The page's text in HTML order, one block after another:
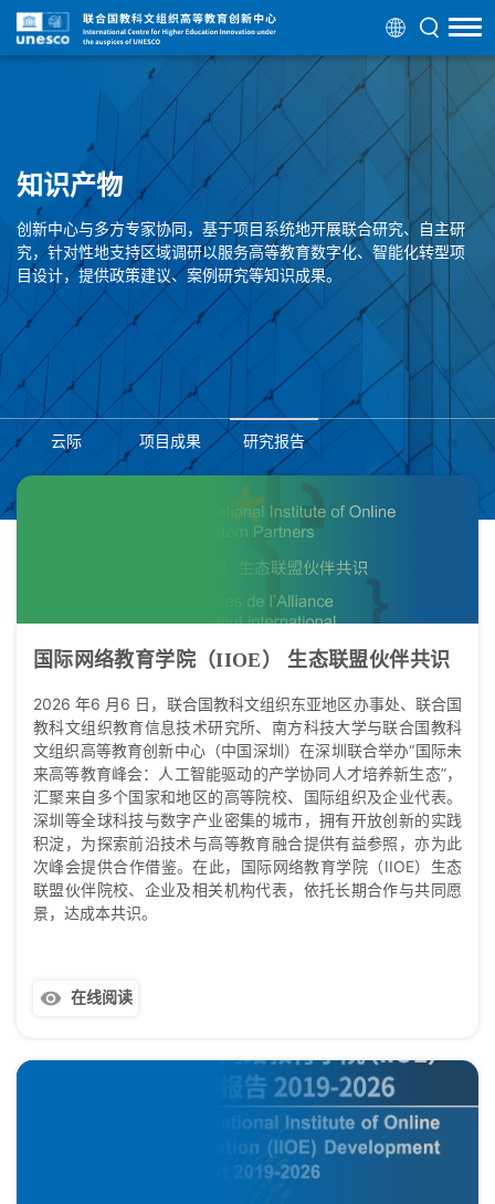
知识产物
创新中心与多方专家协同，基于项目系统地开展联合研究、自主研
究，针对性地支持区域调研以服务高等教育数字化、智能化转型项
目设计，提供政策建议、案例研究等知识成果。
云际 项目成果 研究报告
国际网络教育学院（IIOE） 生态联盟伙伴共识
2026 年6 月6 日，联合国教科文组织东亚地区办事处、联合国
教科文组织教育信息技术研究所、南方科技大学与联合国教科
文组织高等教育创新中心（中国深圳）在深圳联合举办“国际未
来高等教育峰会：人工智能驱动的产学协同人才培养新生态”，
汇聚来自多个国家和地区的高等院校、国际组织及企业代表。
深圳等全球科技与数字产业密集的城市，拥有开放创新的实践
积淀，为探索前沿技术与高等教育融合提供有益参照，亦为此
次峰会提供合作借鉴。在此，国际网络教育学院（IIOE）生态
联盟伙伴院校、企业及相关机构代表，依托长期合作与共同愿
景，达成本共识。
在线阅读